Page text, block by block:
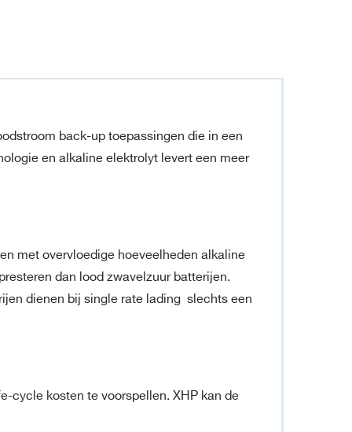
back-up toepassingen die in een
en alkaline elektrolyt levert een meer
met overvloedige hoeveelheden alkaline
dan lood zwavelzuur batterijen.
dienen bij single rate lading slechts een
cycle kosten te voorspellen. XHP kan de